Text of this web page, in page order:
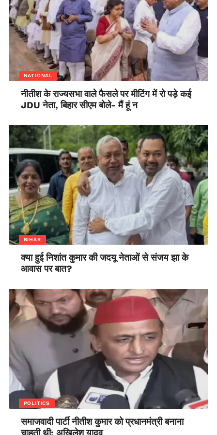
NATIONAL
नीतीश के राज्यसभा वाले फैसले पर मीटिंग में रो पड़े कई
JDU नेता, बिहार सीएम बोले- मैं हूं न
BIHAR
क्या हुई निशांत कुमार की जदयू नेताओं से संजय झा के
आवास पर बात?
POLITICS
समाजवादी पार्टी नीतीश कुमार को प्रधानमंत्री बनाना
चाहती थी: अखिलेश यादव